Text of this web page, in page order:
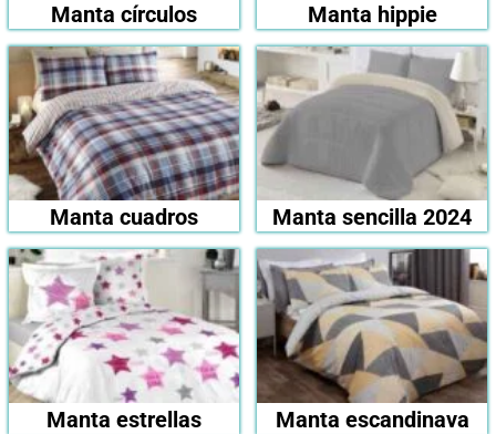
Manta círculos Manta hippie
Manta cuadros Manta sencilla 2024
Manta estrellas Manta escandinava